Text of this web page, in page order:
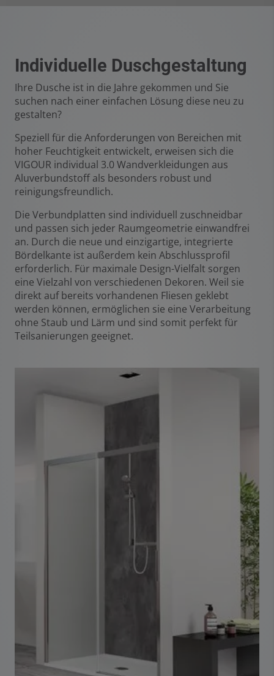
Individuelle Duschgestaltung
Ihre Dusche ist in die Jahre gekommen und Sie
suchen nach einer einfachen Lösung diese neu zu
gestalten?
Speziell für die Anforderungen von Bereichen mit
hoher Feuchtigkeit entwickelt, erweisen sich die
VIGOUR individual 3.0 Wandverkleidungen aus
Aluverbundstoff als besonders robust und
reinigungsfreundlich.
Die Verbundplatten sind individuell zuschneidbar
und passen sich jeder Raumgeometrie einwandfrei
an. Durch die neue und einzigartige, integrierte
Bördelkante ist außerdem kein Abschlussprofil
erforderlich. Für maximale Design-Vielfalt sorgen
eine Vielzahl von verschiedenen Dekoren. Weil sie
direkt auf bereits vorhandenen Fliesen geklebt
werden können, ermöglichen sie eine Verarbeitung
ohne Staub und Lärm und sind somit perfekt für
Teilsanierungen geeignet.